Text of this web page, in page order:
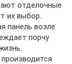
отделочные
их выбор.
панель возле
порчу